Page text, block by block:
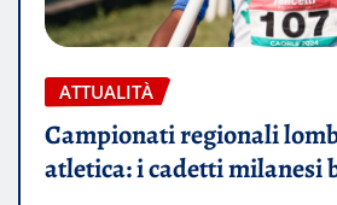
ATTUALITÀ
Campionati regionali
atletica: i cadetti milanesi